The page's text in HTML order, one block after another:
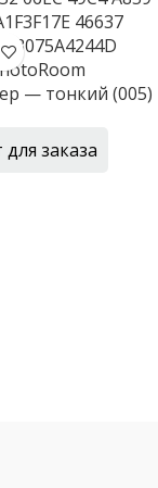
— тонкий (005)
заказа